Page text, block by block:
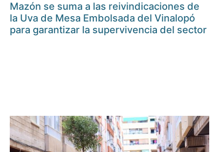
Mazón se suma a las reivindicaciones de
la Uva de Mesa Embolsada del Vinalopó
para garantizar la supervivencia del sector